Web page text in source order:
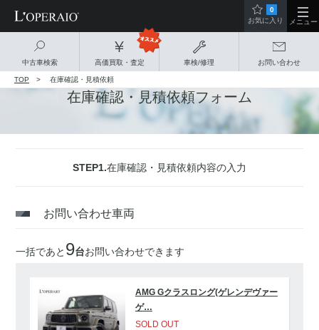
中古車検索 高価買取・査定 車検/修理 お問い合わせ
0
お気に入り
メニュー
TOP 在庫確認・見積依頼
在庫確認・見積依頼フォーム
STEP1.在庫確認・見積依頼内容の入力
お問い合わせ車両
一括であと 9台お問い合わせできます
AMG Gクラスロング(ゲレンデヴァー
ゲ…
SOLD OUT